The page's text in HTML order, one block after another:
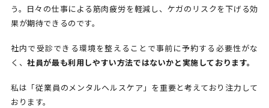
う。日々の仕事による筋肉疲労を軽減し、ケガのリスクを下げる効
果が期待できるのです。
社内で受診できる環境を整えることで事前に予約する必要性がな
く、社員が最も利用しやすい方法ではないかと実施しております。
私は 「従業員のメンタルヘルスケア」を重要と考えており注力して
おります。